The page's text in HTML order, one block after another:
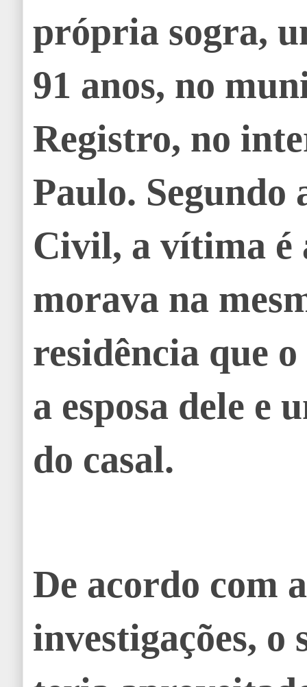
própria sogra,
91 anos, no
Registro, no
Paulo. Segundo
Civil, a vítima é
morava na
residência que
a esposa dele e
do casal.
De acordo com
investigações, o